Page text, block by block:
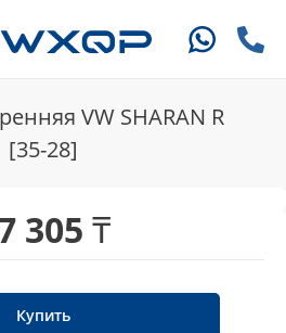
VW SHARAN R
[35-28]
305 ₸
Купить